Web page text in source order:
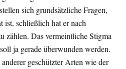
sich grundsätzliche Fragen,
schließlich hat er nach
zählen. Das vermeintliche Stigma
ja gerade überwunden werden.
geschützter Arten wie der